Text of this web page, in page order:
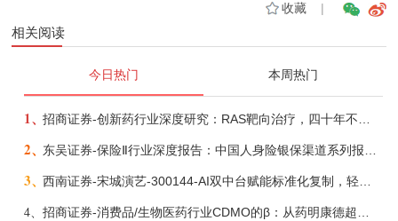
收藏|
相关阅读
今日热门 本周热门
1、
2、
3、
4、